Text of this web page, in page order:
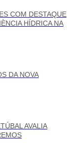
COM DESTAQUE
HÍDRICA NA
DA NOVA
AVALIA